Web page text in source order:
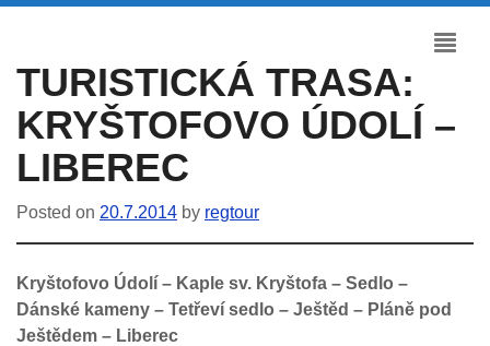
TURISTICKÁ TRASA:
KRYŠTOFOVO ÚDOLÍ –
LIBEREC
Posted on 20.7.2014 by regtour
Kryštofovo Údolí – Kaple sv. Kryštofa – Sedlo –
Dánské kameny – Tetřeví sedlo – Ještěd – Pláně pod
Ještědem – Liberec